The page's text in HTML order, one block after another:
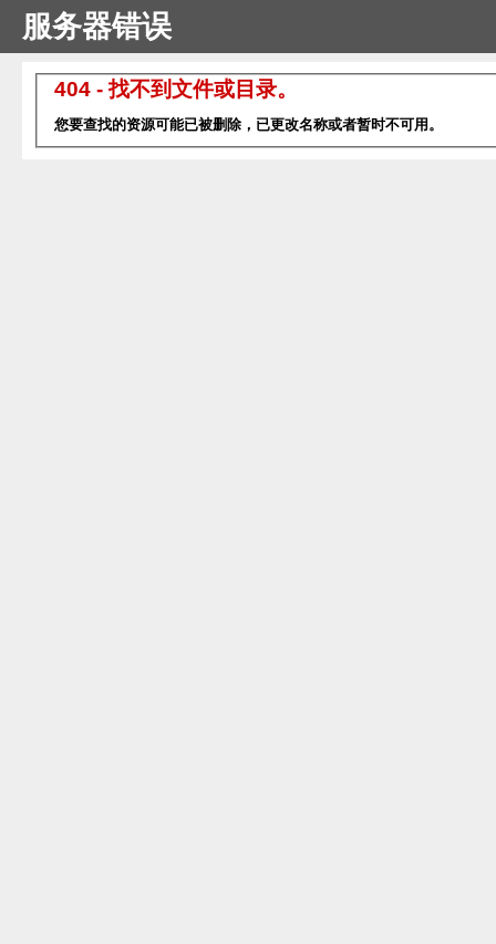
服务器错误
404 - 找不到文件或目录。
您要查找的资源可能已被删除，已更改名称或者暂时不可用。